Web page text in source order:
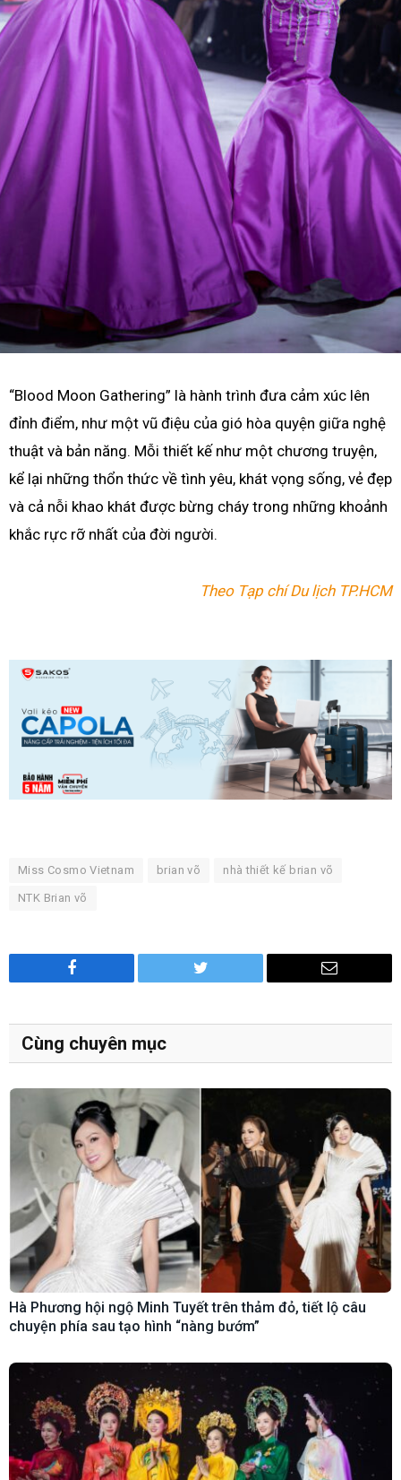
“Blood Moon Gathering” là hành trình đưa cảm xúc lên
đỉnh điểm, như một vũ điệu của gió hòa quyện giữa nghệ
thuật và bản năng. Mỗi thiết kế như một chương truyện,
kể lại những thổn thức về tình yêu, khát vọng sống, vẻ đẹp
và cả nỗi khao khát được bừng cháy trong những khoảnh
khắc rực rỡ nhất của đời người.
Theo Tạp chí Du lịch TP.HCM
Miss Cosmo Vietnam brian võ nhà thiết kế brian võ
NTK Brian võ
Facebook Twitter Email
Cùng chuyên mục
Hà Phương hội ngộ Minh Tuyết trên thảm đỏ, tiết lộ câu
chuyện phía sau tạo hình “nàng bướm”